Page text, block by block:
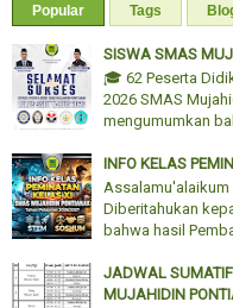
Popular Tags
SISWA SMAS
🎓 62 Peserta
2026 SMAS
mengumumkan
INFO KELAS
Assalamu'alaikum
Diberitahukan
bahwa hasil
JADWAL
MUJAHIDIN